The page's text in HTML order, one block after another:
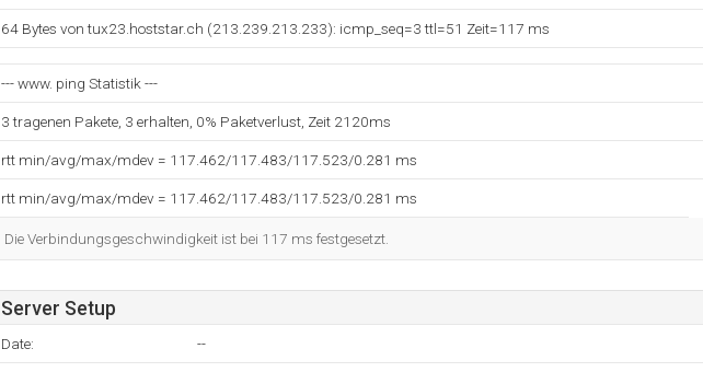
64 Bytes von tux23.hoststar.ch (213.239.213.233): icmp_seq=3 ttl=51 Zeit=117 ms
--- www. ping Statistik ---
3 tragenen Pakete, 3 erhalten, 0% Paketverlust, Zeit 2120ms
rtt min/avg/max/mdev = 117.462/117.483/117.523/0.281 ms
rtt min/avg/max/mdev = 117.462/117.483/117.523/0.281 ms
Die Verbindungsgeschwindigkeit ist bei 117 ms festgesetzt.
Server Setup
Date: --